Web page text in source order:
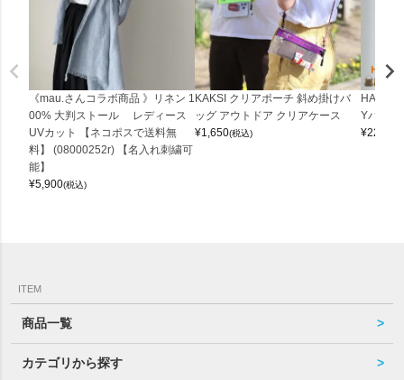
《mau.さんコラボ商品 》リネン 1
00% 大判ストール レディース
UVカット 【ネコポスで送料無
料】 (08000252r) 【名入れ刺繍可
能】
¥5,900(税込)
KAKSI クリアポーチ 斜め掛けバ
ッグ アウトドア クリアケース
¥1,650(税込)
Yバッグ
¥22,000
ITEM
商品一覧
カテゴリから探す